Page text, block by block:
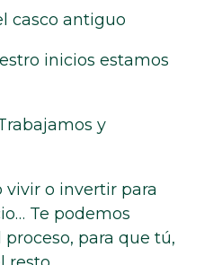
casco antiguo
inicios estamos
y
vivir o invertir para
Te podemos
para que tú,